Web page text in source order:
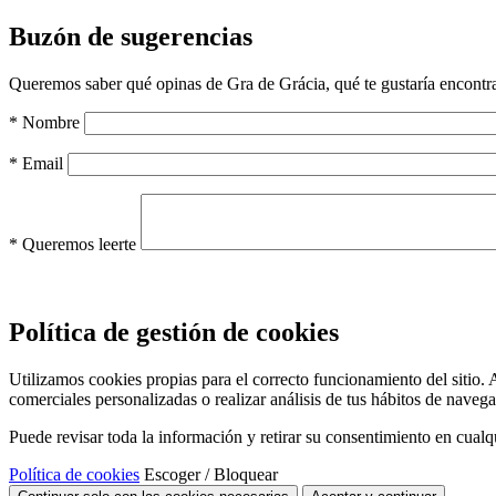
Buzón de sugerencias
Queremos saber qué opinas de Gra de Grácia, qué te gustaría
* Nombre
* Email
* Queremos leerte
Política de gestión de cookies
Utilizamos cookies propias para el correcto funcionamiento del sitio.
comerciales personalizadas o realizar análisis de tus hábitos de
Puede revisar toda la información y retirar su consentimiento en
Política de cookies Escoger / Bloquear